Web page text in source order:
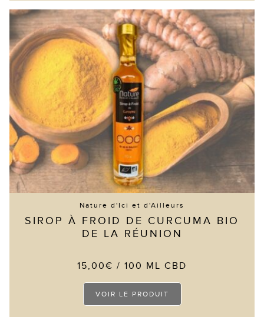
variations.
Les
options
peuvent
être
choisies
sur
la
page
du
produit
Nature d'Ici et d'Ailleurs
SIROP À FROID DE CURCUMA BIO
DE LA RÉUNION
15,00€ / 100 ML CBD
VOIR LE PRODUIT
Ce
a